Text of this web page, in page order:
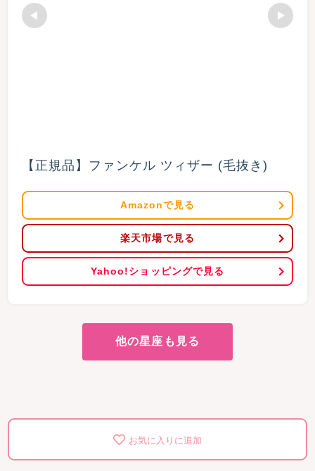
【正規品】ファンケル ツィザー (毛抜き)
Amazonで見る
楽天市場で見る
Yahoo!ショッピングで見る
他の星座も見る
お気に入りに追加